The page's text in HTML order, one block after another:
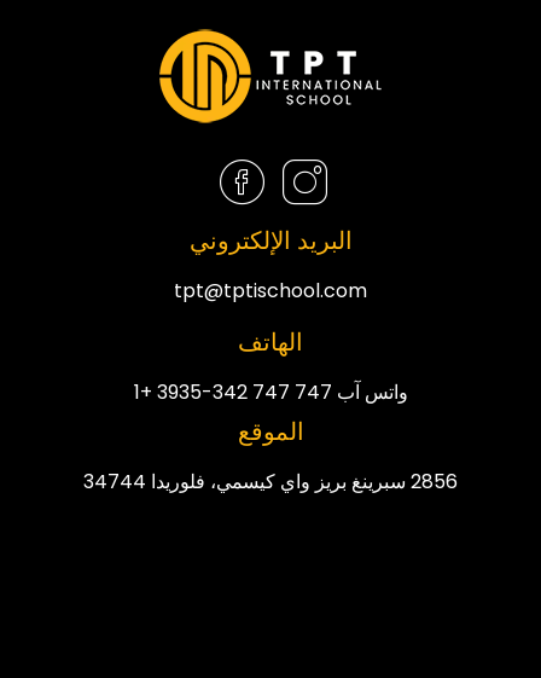
البريد الإلكتروني
tpt@tptischool.com
الهاتف
واتس آب 747 747 342-3935 +1
الموقع
2856 سبرينغ بريز واي كيسمي، فلوريدا 34744